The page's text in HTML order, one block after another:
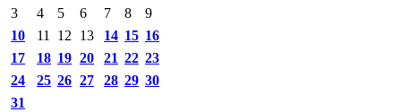
3
4 5 6 7 8
9
10
11 12 13 14 15 16
17
18 19 20 21 22 23
24
25 26 27 28 29 30
31